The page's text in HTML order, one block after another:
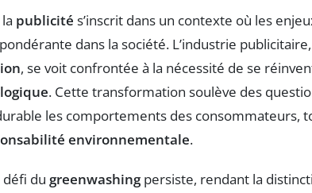
publicité s’inscrit dans un contexte où les
dans la société. L’industrie
, se voit confrontée à la nécessité de se
. Cette transformation soulève des
les comportements des consommateurs,
environnementale.
défi du greenwashingpersiste, rendant la